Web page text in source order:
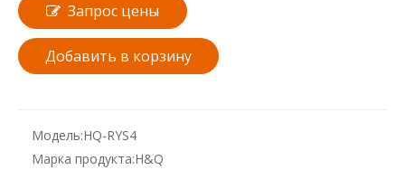
Запрос цены
Добавить в корзину
Модель:HQ-RYS4
Марка продукта:H&Q